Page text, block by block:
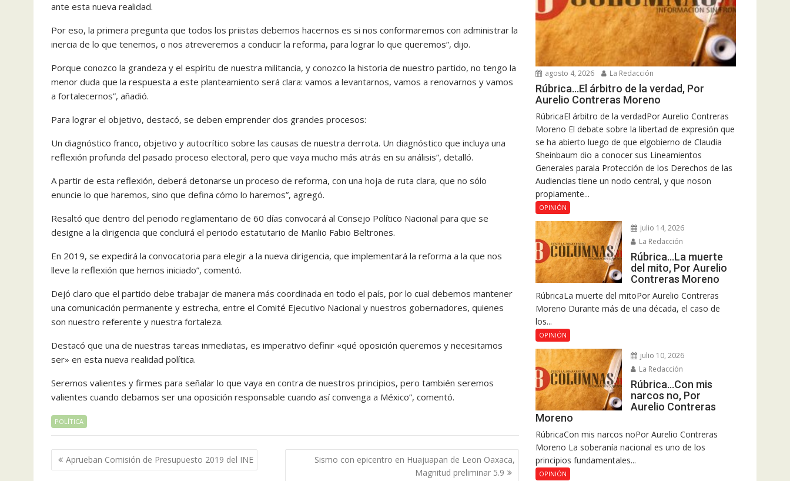
ante esta nueva realidad.
Por eso, la primera pregunta que todos los priistas debemos hacernos es si nos conformaremos con administrar la
inercia de lo que tenemos, o nos atreveremos a conducir la reforma, para lograr lo que queremos”, dijo.
Porque conozco la grandeza y el espíritu de nuestra militancia, y conozco la historia de nuestro partido, no tengo la
menor duda que la respuesta a este planteamiento será clara: vamos a levantarnos, vamos a renovarnos y vamos
a fortalecernos”, añadió.
Para lograr el objetivo, destacó, se deben emprender dos grandes procesos:
Un diagnóstico franco, objetivo y autocrítico sobre las causas de nuestra derrota. Un diagnóstico que incluya una
reflexión profunda del pasado proceso electoral, pero que vaya mucho más atrás en su análisis”, detalló.
A partir de esta reflexión, deberá detonarse un proceso de reforma, con una hoja de ruta clara, que no sólo
enuncie lo que haremos, sino que defina cómo lo haremos”, agregó.
Resaltó que dentro del periodo reglamentario de 60 días convocará al Consejo Político Nacional para que se
designe a la dirigencia que concluirá el periodo estatutario de Manlio Fabio Beltrones.
En 2019, se expedirá la convocatoria para elegir a la nueva dirigencia, que implementará la reforma a la que nos
lleve la reflexión que hemos iniciado”, comentó.
Dejó claro que el partido debe trabajar de manera más coordinada en todo el país, por lo cual debemos mantener
una comunicación permanente y estrecha, entre el Comité Ejecutivo Nacional y nuestros gobernadores, quienes
son nuestro referente y nuestra fortaleza.
Destacó que una de nuestras tareas inmediatas, es imperativo definir «qué oposición queremos y necesitamos
ser» en esta nueva realidad política.
Seremos valientes y firmes para señalar lo que vaya en contra de nuestros principios, pero también seremos
valientes cuando debamos ser una oposición responsable cuando así convenga a México”, comentó.
POLÍTICA
Navegación
de
Aprueban Comisión de Presupuesto 2019 del INE
Sismo con epicentro en Huajuapan de Leon Oaxaca,
Magnitud preliminar 5.9
agosto 4, 2026 La Redacción
Rúbrica…El árbitro de la verdad, Por
Aurelio Contreras Moreno
RúbricaEl árbitro de la verdadPor Aurelio Contreras
Moreno El debate sobre la libertad de expresión que
se ha abierto luego de que elgobierno de Claudia
Sheinbaum dio a conocer sus Lineamientos
Generales parala Protección de los Derechos de las
Audiencias tiene un nodo central, y que noson
propiamente...
OPINIÓN
julio 14, 2026
La Redacción
Rúbrica…La muerte
del mito, Por Aurelio
Contreras Moreno
RúbricaLa muerte del mitoPor Aurelio Contreras
Moreno Durante más de una década, el caso de
los...
OPINIÓN
julio 10, 2026
La Redacción
Rúbrica…Con mis
narcos no, Por
Aurelio Contreras
Moreno
RúbricaCon mis narcos noPor Aurelio Contreras
Moreno La soberanía nacional es uno de los
principios fundamentales...
OPINIÓN